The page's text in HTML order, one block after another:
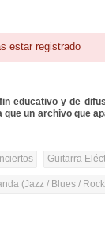
estar registrado
educativo y de
un archivo que
Guitarra
(Jazz / Blues /